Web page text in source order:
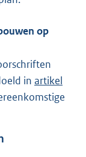
op
in artikel